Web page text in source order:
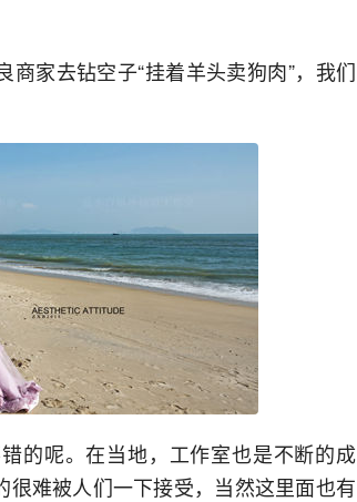
家去钻空子“挂着羊头卖狗肉”，我们
的呢。在当地，工作室也是不断的成
难被人们一下接受，当然这里面也有